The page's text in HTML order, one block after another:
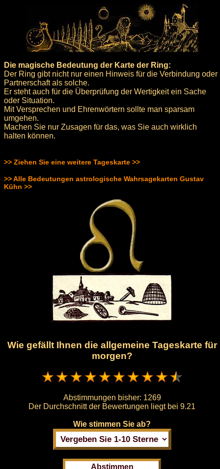
Die magische Bedeutung der Karte der Ring:
Der Ring gibt nicht nur einen Hinweis für die Verbindung oder
Partnerschaft als solche.
Er steht auch für die Überprüfung der Wertigkeit ein Sache
oder Situation.
Mit Versprechen und Ehrenwörtern sollte man sparsam
umgehen.
Machen Sie nur Zusagen für das, was Sie auch wirklich
halten können.
>> Ziehen Sie eine weitere Tageskarte >>
>> Alle Bedeutungen astrologische Wahrsagekarten Gustav
Kühn >>
Wie gefällt Ihnen die allgemeine Tageskarte für
morgen?
Abstimmungen bisher: 1269
Der Durchschnitt der Bewertungen liegt bei 9.21
Wie stimmen Sie ab?